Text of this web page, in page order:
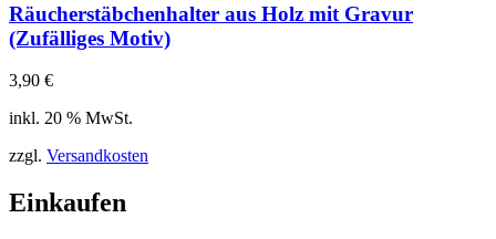
Räucherstäbchenhalter aus Holz mit Gravur
(Zufälliges Motiv)
3,90 €
inkl. 20 % MwSt.
zzgl. Versandkosten
Einkaufen